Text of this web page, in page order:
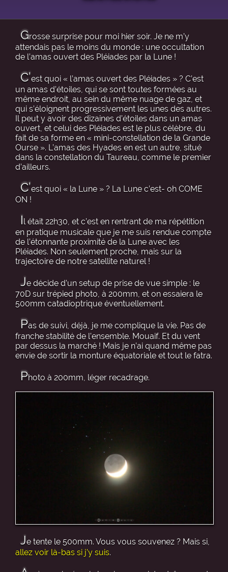
Grosse surprise pour moi hier soir. Je ne m’y
attendais pas le moins du monde : une occultation
de l’amas ouvert des Pléiades par la Lune !
C’est quoi « l’amas ouvert des Pléiades » ? C’est
un amas d’étoiles, qui se sont toutes formées au
même endroit, au sein du même nuage de gaz, et
qui s’éloignent progressivement les unes des autres.
Il peut y avoir des dizaines d’étoiles dans un amas
ouvert, et celui des Pléiades est le plus célèbre, du
fait de sa forme en « mini-constellation de la Grande
Ourse ». L’amas des Hyades en est un autre, situé
dans la constellation du Taureau, comme le premier
d’ailleurs.
C’est quoi « la Lune » ? La Lune c’est- oh COME
ON !
Il était 22h30, et c’est en rentrant de ma répétition
en pratique musicale que je me suis rendue compte
de l’étonnante proximité de la Lune avec les
Pléiades. Non seulement proche, mais sur la
trajectoire de notre satellite naturel !
Je décide d’un setup de prise de vue simple : le
70D sur trépied photo, à 200mm, et on essaiera le
500mm catadioptrique éventuellement.
Pas de suivi, déjà, je me complique la vie. Pas de
franche stabilité de l’ensemble. Mouaif. Et du vent
par dessus la marché ! Mais je n’ai quand même pas
envie de sortir la monture équatoriale et tout le fatra.
Photo à 200mm, léger recadrage.
Je tente le 500mm. Vous vous souvenez ? Mais si,
allez voir là-bas si j’y suis.